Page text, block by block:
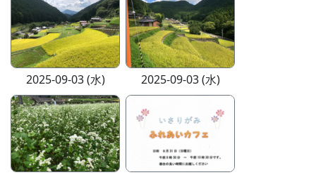
2025-09-03 (水) 2025-09-03 (水)